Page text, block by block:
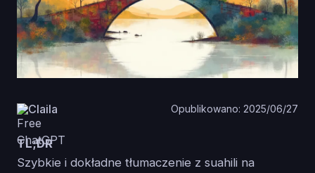
Claila Opublikowano: 2025/06/27
TL;DR
Szybkie i dokładne tłumaczenie z suahili na